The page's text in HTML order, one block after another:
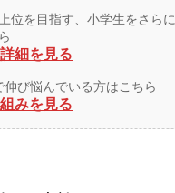
位を目指す、小学生をさらに
細を見る
伸び悩んでいる方はこちら
みを見る